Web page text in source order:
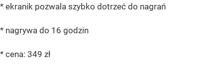
* ekranik pozwala szybko dotrzeć do nagrań
* nagrywa do 16 godzin
* cena: 349 zł